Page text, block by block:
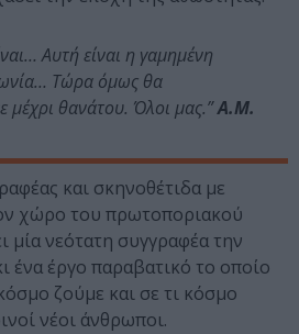
Αυτή είναι η γαμημένη
Τώρα όμως θα
μέχρι θανάτου. Όλοι μας.”A.M.
και σκηνοθέτιδα με
χώρο του πρωτοποριακού
μία νεότατη συγγραφέα την
ένα έργο παραβατικό το οποίο
ζούμε και σε τι κόσμο
νέοι άνθρωποι.